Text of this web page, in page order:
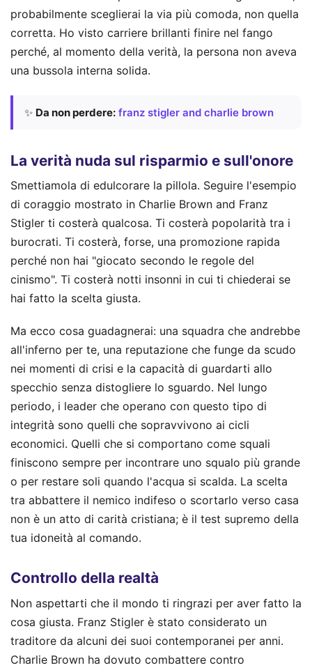
probabilmente sceglierai la via più comoda, non quella
corretta. Ho visto carriere brillanti finire nel fango
perché, al momento della verità, la persona non aveva
una bussola interna solida.
✨ Da non perdere: franz stigler and charlie brown
La verità nuda sul risparmio e sull'onore
Smettiamola di edulcorare la pillola. Seguire l'esempio
di coraggio mostrato in Charlie Brown and Franz
Stigler ti costerà qualcosa. Ti costerà popolarità tra i
burocrati. Ti costerà, forse, una promozione rapida
perché non hai "giocato secondo le regole del
cinismo". Ti costerà notti insonni in cui ti chiederai se
hai fatto la scelta giusta.
Ma ecco cosa guadagnerai: una squadra che andrebbe
all'inferno per te, una reputazione che funge da scudo
nei momenti di crisi e la capacità di guardarti allo
specchio senza distogliere lo sguardo. Nel lungo
periodo, i leader che operano con questo tipo di
integrità sono quelli che sopravvivono ai cicli
economici. Quelli che si comportano come squali
finiscono sempre per incontrare uno squalo più grande
o per restare soli quando l'acqua si scalda. La scelta
tra abbattere il nemico indifeso o scortarlo verso casa
non è un atto di carità cristiana; è il test supremo della
tua idoneità al comando.
Controllo della realtà
Non aspettarti che il mondo ti ringrazi per aver fatto la
cosa giusta. Franz Stigler è stato considerato un
traditore da alcuni dei suoi contemporanei per anni.
Charlie Brown ha dovuto combattere contro